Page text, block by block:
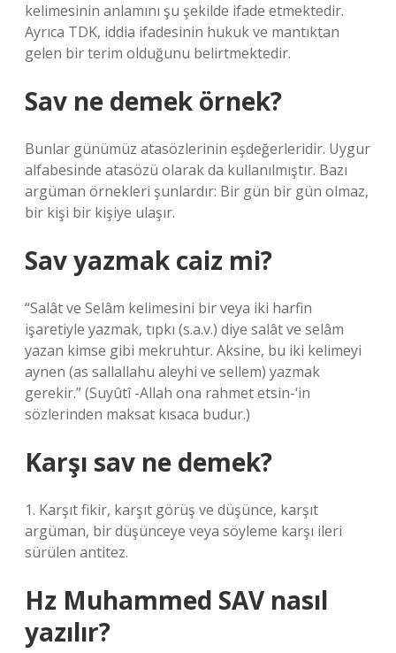
kelimesinin anlamını şu şekilde ifade etmektedir.
Ayrıca TDK, iddia ifadesinin hukuk ve mantıktan
gelen bir terim olduğunu belirtmektedir.
Sav ne demek örnek?
Bunlar günümüz atasözlerinin eşdeğerleridir. Uygur
alfabesinde atasözü olarak da kullanılmıştır. Bazı
argüman örnekleri şunlardır: Bir gün bir gün olmaz,
bir kişi bir kişiye ulaşır.
Sav yazmak caiz mi?
“Salât ve Selâm kelimesini bir veya iki harfin
işaretiyle yazmak, tıpkı (s.a.v.) diye salât ve selâm
yazan kimse gibi mekruhtur. Aksine, bu iki kelimeyi
aynen (as sallallahu aleyhi ve sellem) yazmak
gerekir.” (Suyûtî -Allah ona rahmet etsin-‘in
sözlerinden maksat kısaca budur.)
Karşı sav ne demek?
1. Karşıt fikir, karşıt görüş ve düşünce, karşıt
argüman, bir düşünceye veya söyleme karşı ileri
sürülen antitez.
Hz Muhammed SAV nasıl
yazılır?